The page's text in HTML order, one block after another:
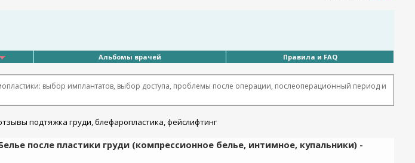
Альбомы врачей Правила и FAQ
выбор имплантатов, выбор доступа, проблемы после операции, послеоперационный период и
после пластики груди (компрессионное белье, интимное, купальники) -